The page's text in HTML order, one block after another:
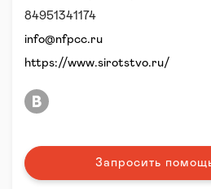
84951341174
info@nfpcc.ru
https://www.sirotstvo.ru/
Запросить